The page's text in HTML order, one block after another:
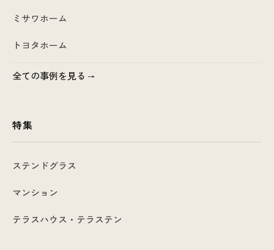
ミサワホーム
トヨタホーム
全ての事例を見る
特集
ステンドグラス
マンション
テラスハウス・テラステン